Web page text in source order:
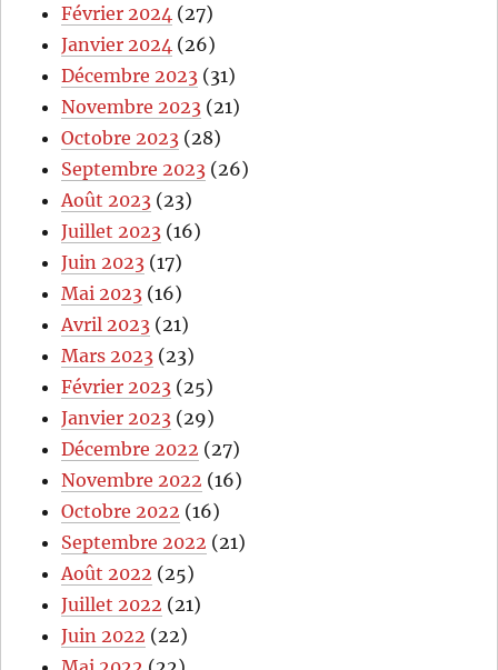
Février 2024 (27)
Janvier 2024 (26)
Décembre 2023 (31)
Novembre 2023 (21)
Octobre 2023 (28)
Septembre 2023 (26)
Août 2023 (23)
Juillet 2023 (16)
Juin 2023 (17)
Mai 2023 (16)
Avril 2023 (21)
Mars 2023 (23)
Février 2023 (25)
Janvier 2023 (29)
Décembre 2022 (27)
Novembre 2022 (16)
Octobre 2022 (16)
Septembre 2022 (21)
Août 2022 (25)
Juillet 2022 (21)
Juin 2022 (22)